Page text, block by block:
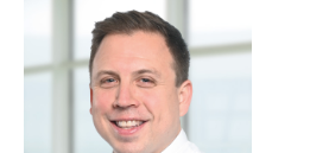
Abitur, Ratsgymnasium Münster
2007-2014
Studium der Humanmedizin,